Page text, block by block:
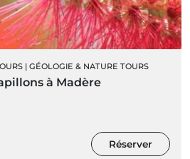
| GÉOLOGIE & NATURE TOURS
à Madère
Réserver